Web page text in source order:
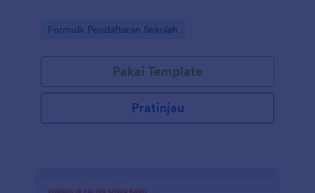
Go to Category:
Formulir Pendaftaran Sekolah
Pakai Template
Pratinjau